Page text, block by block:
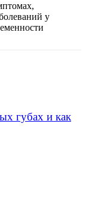
у
губах и как